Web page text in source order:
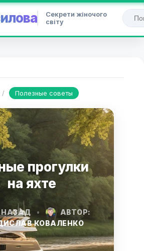
Секрети жіночого
світу
/ Полезные советы
прогулки
на яхте
НАЗАД •
АВТОР:
КОВАЛЕНКО